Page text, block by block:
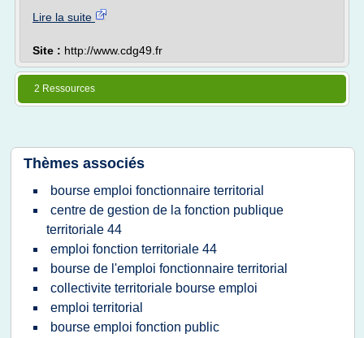
Lire la suite
Site : http://www.cdg49.fr
2 Ressources
Thèmes associés
bourse emploi fonctionnaire territorial
centre de gestion de la fonction publique
territoriale 44
emploi fonction territoriale 44
bourse de l'emploi fonctionnaire territorial
collectivite territoriale bourse emploi
emploi territorial
bourse emploi fonction public